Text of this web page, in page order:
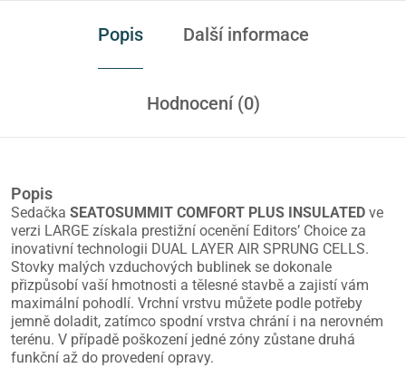
Popis Další informace
Hodnocení (0)
Popis
Sedačka SEATOSUMMIT COMFORT PLUS INSULATED ve
verzi LARGE získala prestižní ocenění Editors’ Choice za
inovativní technologii DUAL LAYER AIR SPRUNG CELLS.
Stovky malých vzduchových bublinek se dokonale
přizpůsobí vaší hmotnosti a tělesné stavbě a zajistí vám
maximální pohodlí. Vrchní vrstvu můžete podle potřeby
jemně doladit, zatímco spodní vrstva chrání i na nerovném
terénu. V případě poškození jedné zóny zůstane druhá
funkční až do provedení opravy.